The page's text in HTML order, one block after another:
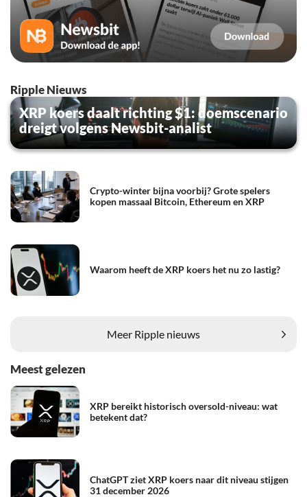
Ripple Nieuws
XRP koers daalt richting $1: doemscenario
dreigt volgens Newsbit-analist
Crypto-winter bijna voorbij? Grote spelers
kopen massaal Bitcoin, Ethereum en XRP
Waarom heeft de XRP koers het nu zo lastig?
Meer Ripple nieuws
Meest gelezen
XRP bereikt historisch oversold-niveau: wat
betekent dat?
ChatGPT ziet XRP koers naar dit niveau stijgen
31 december 2026